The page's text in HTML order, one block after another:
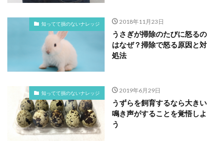
知ってて損のないナレッジ 2018年11月23日
うさぎが掃除のたびに怒るの
はなぜ？掃除で怒る原因と対
処法
知ってて損のないナレッジ 2019年6月29日
うずらを飼育するなら大きい
鳴き声がすることを覚悟しよ
う